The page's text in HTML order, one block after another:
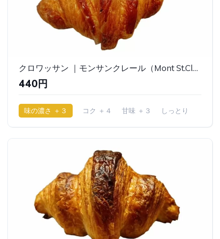
クロワッサン ｜モンサンクレール（Mont St.Clair）
440円
味の濃さ ＋３ コク ＋４ 甘味 ＋３ しっとり